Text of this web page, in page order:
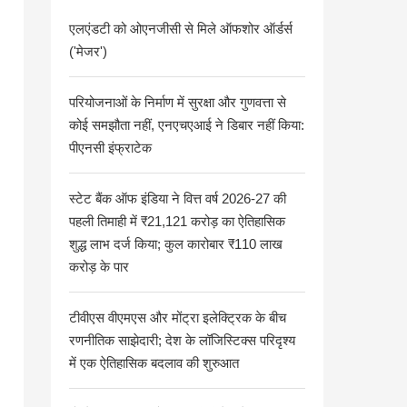
एलएंडटी को ओएनजीसी से मिले ऑफशोर ऑर्डर्स
('मेजर')
परियोजनाओं के निर्माण में सुरक्षा और गुणवत्ता से
कोई समझौता नहीं, एनएचएआई ने डिबार नहीं किया:
पीएनसी इंफ्राटेक
स्टेट बैंक ऑफ इंडिया ने वित्त वर्ष 2026-27 की
पहली तिमाही में ₹21,121 करोड़ का ऐतिहासिक
शुद्ध लाभ दर्ज किया; कुल कारोबार ₹110 लाख
करोड़ के पार
टीवीएस वीएमएस और मोंट्रा इलेक्ट्रिक के बीच
रणनीतिक साझेदारी; देश के लॉजिस्टिक्स परिदृश्य
में एक ऐतिहासिक बदलाव की शुरुआत